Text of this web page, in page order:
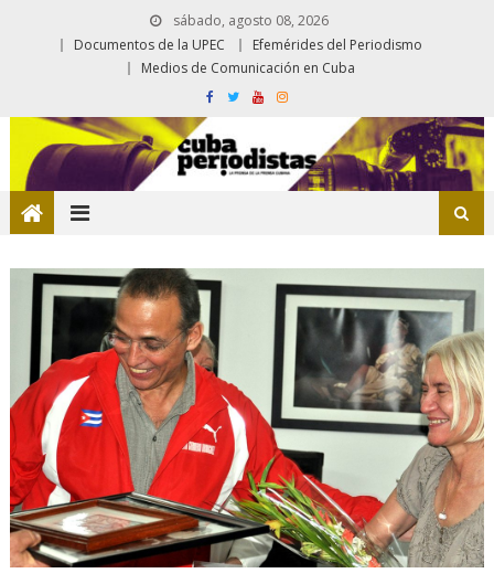
sábado, agosto 08, 2026
Documentos de la UPEC
Efemérides del Periodismo
Medios de Comunicación en Cuba